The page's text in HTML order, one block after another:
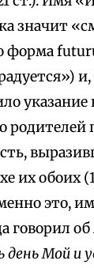
значит
форма
указание
родителей
их обоих
это,
говорил
день Мой и